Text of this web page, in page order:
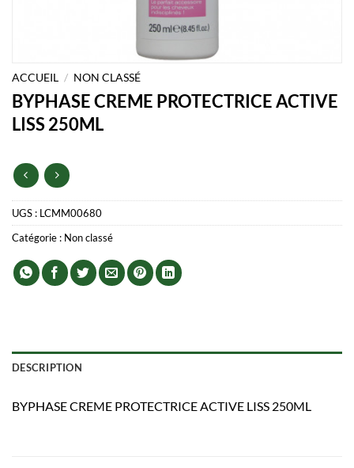
ACCUEIL / NON CLASSÉ
BYPHASE CREME PROTECTRICE ACTIVE
LISS 250ML
UGS : LCMM00680
Catégorie : Non classé
DESCRIPTION
BYPHASE CREME PROTECTRICE ACTIVE LISS 250ML